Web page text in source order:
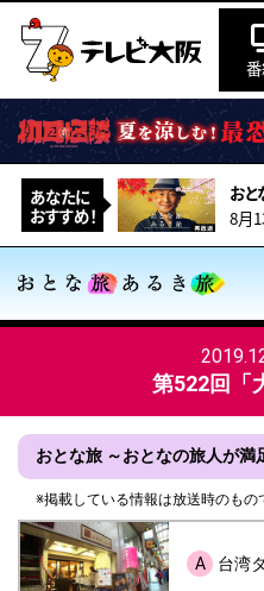
あなたに
おすすめ！
8月
第522回「
おとな旅 ～おとなの旅人が満
※掲載している情報は放送時のもの
A 台湾